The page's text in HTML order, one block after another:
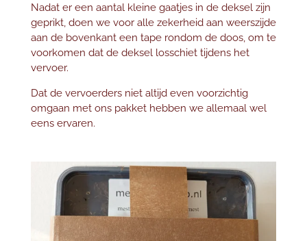
Nadat er een aantal kleine gaatjes in de deksel zijn
geprikt, doen we voor alle zekerheid aan weerszijde
aan de bovenkant een tape rondom de doos, om te
voorkomen dat de deksel losschiet tijdens het
vervoer.
Dat de vervoerders niet altijd even voorzichtig
omgaan met ons pakket hebben we allemaal wel
eens ervaren.